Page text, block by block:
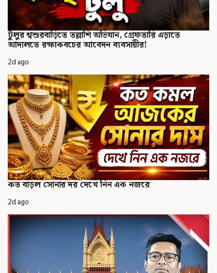
টুলুর শ্বশুরবাড়িতে তল্লাশি অভিযান, গ্রেফতারি এড়াতে
আদালতে রক্ষাকবচের আবেদন ব্যবসায়ীর!
2d ago
কত বাড়ল সোনার দর দেখে নিন এক নজরে
2d ago